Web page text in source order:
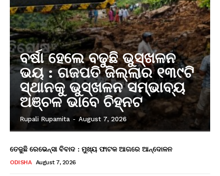
ବର୍ଷା ହେଲେ ବଢୁଛି ଭୁସ୍ଖଳନ
ଭୟ : ଗଜପତି ଜିଲ୍ଲାର ୧୩୯ଟି
ସ୍ଥାନକୁ ଭୁସ୍ଖଳନ ସମ୍ଭାବ୍ୟ
ଅଞ୍ଚଳ ଭାବେ ଚିହ୍ନଟ
Rupali Rupamita - August 7, 2026
ତେଜୁଛି ରେଭେନ୍ସା ବିବାଦ : ମୁଖ୍ୟ ଫାଟକ ଆଗରେ ଆନ୍ଦୋଳନ
ODISHA August 7, 2026